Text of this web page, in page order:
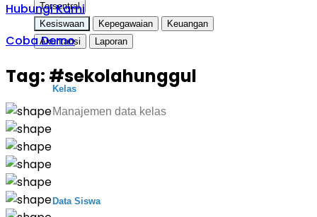
Tersentral
Kesiswaan
Kepegawaian
Keuangan
Akuntansi
Laporan
Kelas
Manajemen data kelas
Data Siswa
Hubungi Kami
Coba Demo
Tag: #sekolahunggul